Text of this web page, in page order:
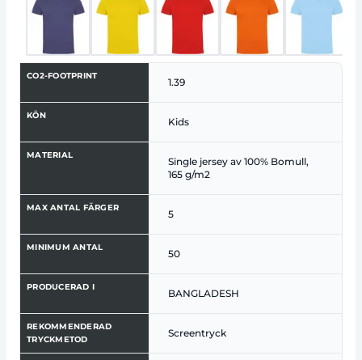
CO2-FOOTPRINT
1.39
KÖN
Kids
MATERIAL
Single jersey av 100% Bomull,
165 g/m2
MAX ANTAL FÄRGER
5
MINIMUM ANTAL
50
PRODUCERAD I
BANGLADESH
REKOMMENDERAD
TRYCKMETOD
Screentryck